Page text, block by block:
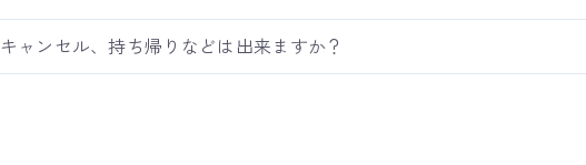
ャンセル、持ち帰りなどは出来ますか？